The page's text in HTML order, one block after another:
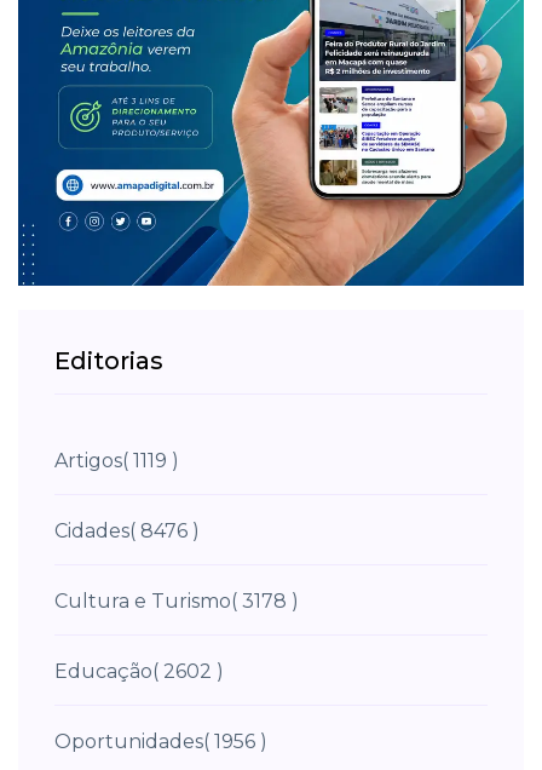
Editorias
Artigos( 1119 )
Cidades( 8476 )
Cultura e Turismo( 3178 )
Educação( 2602 )
Oportunidades( 1956 )